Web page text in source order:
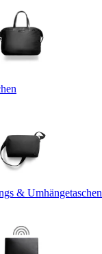
& Umhängetaschen